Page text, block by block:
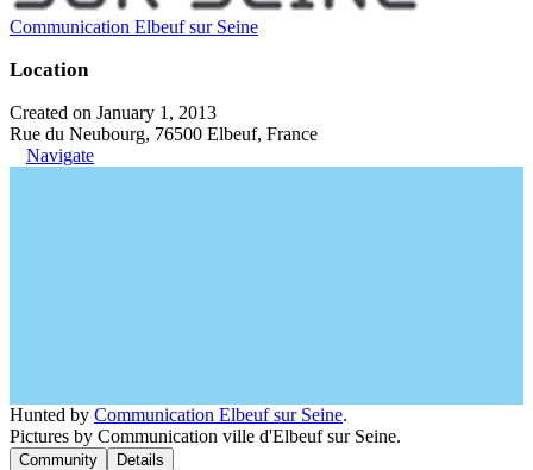
Communication Elbeuf sur Seine
Location
Created on January 1, 2013
Rue du Neubourg, 76500 Elbeuf, France
Navigate
Hunted by Communication Elbeuf sur Seine.
Pictures by Communication ville d'Elbeuf sur Seine.
Community Details